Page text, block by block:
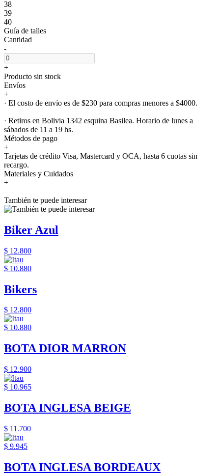
38
39
40
Guía de talles
Cantidad
-
+
Producto sin stock
Envíos
+
· El costo de envío es de $230 para compras menores a $4000.
· Retiros en Bolivia 1342 esquina Basilea. Horario de lunes a
sábados de 11 a 19 hs.
Métodos de pago
+
Tarjetas de crédito Visa, Mastercard y OCA, hasta 6 cuotas sin
recargo.
Materiales y Cuidados
+
También te puede interesar
Biker Azul
$ 12.800
$ 10.880
Bikers
$ 12.800
$ 10.880
BOTA DIOR MARRON
$ 12.900
$ 10.965
BOTA INGLESA BEIGE
$ 11.700
$ 9.945
BOTA INGLESA BORDEAUX